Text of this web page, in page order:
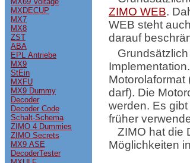
MXDECUP
MX7
MX8
ZST
ABA
EPL Antriebe
MX9
StEin
MXFU
MX9 Dummy
Decoder
Decoder Code
Schalt-Schema
ZIMO 4 Dummies
ZIMO Secrets
MX9 ASE
DecoderTester
ZIMO WEB.
WEB steht
darauf
darf). Die
werden. Es
früher
ZIMO hat die
Möglichkeiten